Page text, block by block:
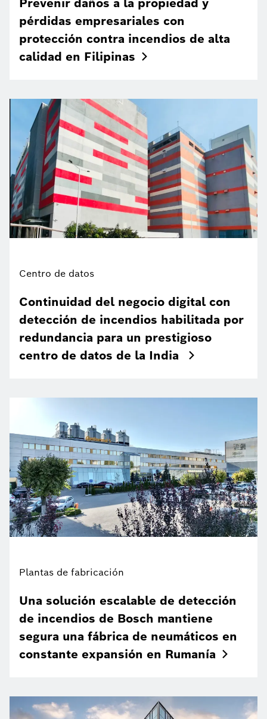
pérdidas empresariales con
protección contra incendios de alta
calidad en Filipinas
Centro de datos
Continuidad del negocio digital con
detección de incendios habilitada por
redundancia para un prestigioso
centro de datos de la India
Plantas de fabricación
Una solución escalable de detección
de incendios de Bosch mantiene
segura una fábrica de neumáticos en
constante expansión en Rumanía